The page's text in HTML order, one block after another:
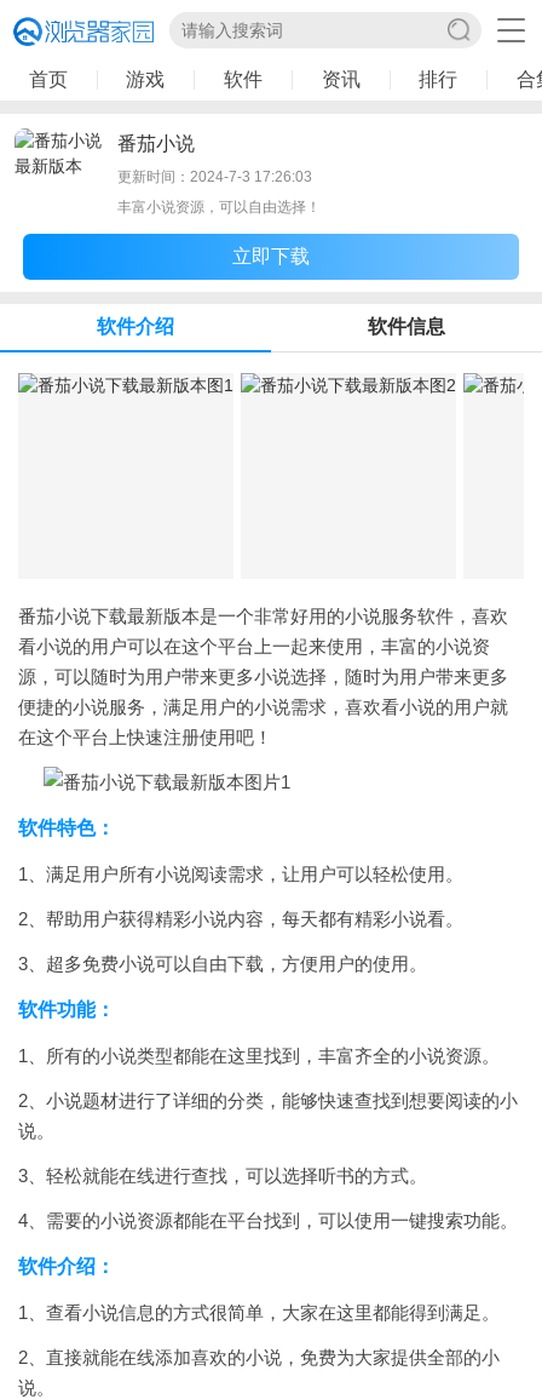
首页 游戏 软件 资讯 排行 合
番茄小说
更新时间：2024-7-3 17:26:03
丰富小说资源，可以自由选择！
立即下载
软件介绍 软件信息
番茄小说下载最新版本是一个非常好用的小说服务软件，喜欢
看小说的用户可以在这个平台上一起来使用，丰富的小说资
源，可以随时为用户带来更多小说选择，随时为用户带来更多
便捷的小说服务，满足用户的小说需求，喜欢看小说的用户就
在这个平台上快速注册使用吧！
软件特色：
1、满足用户所有小说阅读需求，让用户可以轻松使用。
2、帮助用户获得精彩小说内容，每天都有精彩小说看。
3、超多免费小说可以自由下载，方便用户的使用。
软件功能：
1、所有的小说类型都能在这里找到，丰富齐全的小说资源。
2、小说题材进行了详细的分类，能够快速查找到想要阅读的小
说。
3、轻松就能在线进行查找，可以选择听书的方式。
4、需要的小说资源都能在平台找到，可以使用一键搜索功能。
软件介绍：
1、查看小说信息的方式很简单，大家在这里都能得到满足。
2、直接就能在线添加喜欢的小说，免费为大家提供全部的小
说。